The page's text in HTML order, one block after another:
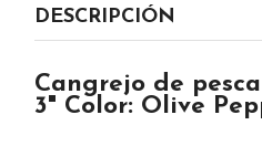
DESCRIPCIÓN
Cangrejo de
3" Color: Olive